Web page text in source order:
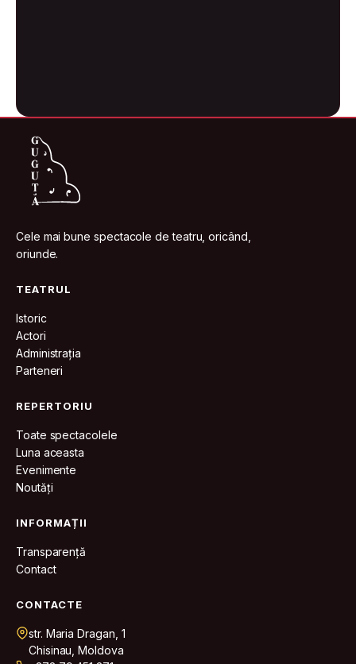
Cele mai bune spectacole de teatru, oricând,
oriunde.
TEATRUL
Istoric
Actori
Administrația
Parteneri
REPERTORIU
Toate spectacolele
Luna aceasta
Evenimente
Noutăți
INFORMAȚII
Transparență
Contact
CONTACTE
str. Maria Dragan, 1
Chisinau, Moldova